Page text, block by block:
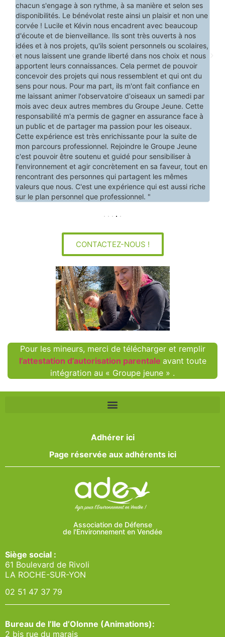
chacun s'engage à son rythme, à sa manière et selon ses
disponibilités. Le bénévolat reste ainsi un plaisir et non une
corvée ! Lucile et Kévin nous encadrent avec beaucoup
d'écoute et de bienveillance. Ils sont très ouverts à nos
idées et à nos projets, qu'ils soient personnels ou scolaires,
et nous laissent une grande liberté dans nos choix et nous
apportent leurs connaissances. Cela permet de pouvoir
concevoir des projets qui nous ressemblent et qui ont du
sens pour nous. Pour ma part, ils m'ont fait confiance en
me laissant animer l'observatoire d'oiseaux un samedi par
mois avec deux autres membres du Groupe Jeune. Cette
responsabilité m'a permis de gagner en assurance face à
un public et de partager ma passion pour les oiseaux.
Cette expérience est très enrichissante pour la suite de
mon parcours professionnel. Rejoindre le Groupe Jeune
c'est pouvoir être soutenu et guidé pour sensibiliser à
l'environnement et agir concrètement en sa faveur, tout en
rencontrant des personnes qui partagent les mêmes
valeurs que nous. C'est une expérience qui est aussi riche
sur le plan personnel que professionnel. "
CONTACTEZ-NOUS !
Pour les mineurs, merci de télécharger et remplir
l’attestation d’autorisation parentale avant toute
intégration au « Groupe jeune » .
Adhérer ici
Page réservée aux adhérents ici
Association de Défense
de l'Environnement en Vendée
Siège social :
61 Boulevard de Rivoli
LA ROCHE-SUR-YON
02 51 47 37 79
Bureau de l’Ile d’Olonne (Animations):
2 bis rue du marais